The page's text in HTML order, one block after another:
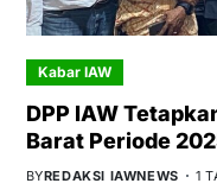
Kabar IAW
DPP IAW
Barat Periode
BYREDAKSI IAWNEWS 1